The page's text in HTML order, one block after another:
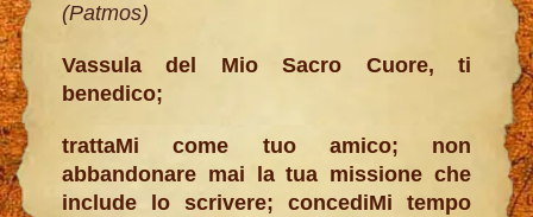
(Patmos)
Vassula del Mio Sacro Cuore, ti
benedico;
trattaMi come tuo amico; non
abbandonare mai la tua missione che
include lo scrivere; concediMi tempo